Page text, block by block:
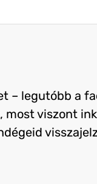
– legutóbb a
most viszont